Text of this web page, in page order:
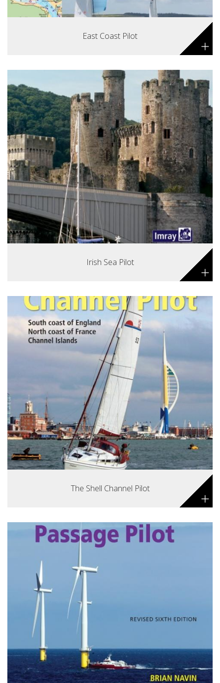
East Coast Pilot +
Irish Sea Pilot +
The Shell Channel Pilot +